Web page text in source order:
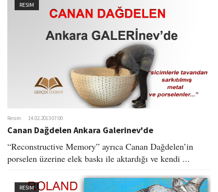
RESIM
Resim 14.02.2013 07:00
Canan Dağdelen Ankara Galerinev'de
“Reconstructive Memory” ayrıca Canan Dağdelen’in
porselen üzerine elek baskı ile aktardığı ve kendi ...
RESIM